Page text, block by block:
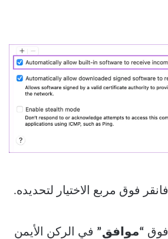
فوق مربع الاختيار لتحديده.
فوق “موافق” في الركن الأيمن